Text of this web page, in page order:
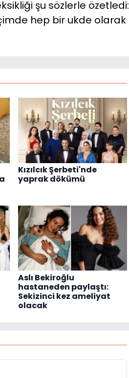
şu sözlerle özetledi:
hep bir ukde olarak
Kızılcık Şerbeti'nde
yaprak dökümü
Aslı Bekiroğlu
hastaneden paylaştı:
Sekizinci kez ameliyat
olacak